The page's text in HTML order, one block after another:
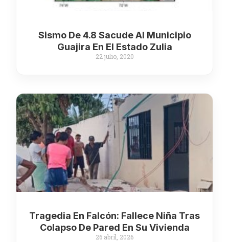
Sismo De 4.8 Sacude Al Municipio
Guajira En El Estado Zulia
22 julio, 2020
Tragedia En Falcón: Fallece Niña Tras
Colapso De Pared En Su Vivienda
26 abril, 2026